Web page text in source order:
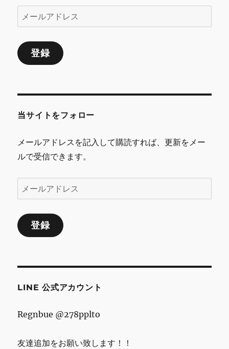
ー
ル
ア
ス
登録
当サイトをフォロー
メールアドレスを記入して購読すれば、更新をメー
ルで受信できます。
ー
ル
ア
ス
登録
LINE 公式アカウント
Regnbue @278pplto
友達追加をお願い致します！！